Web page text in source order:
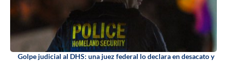
Golpe judicial al DHS: una juez federal lo declara en desacato y